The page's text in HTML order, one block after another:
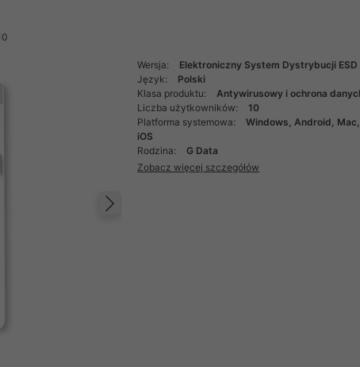
Wersja:
Elektroniczny System Dystrybucji ESD
Język:
Polski
Klasa produktu:
Antywirusowy i ochrona
Liczba użytkowników:
10
Platforma systemowa:
Windows, Android, Mac,
iOS
Rodzina:
G Data
Zobacz więcej szczegółów